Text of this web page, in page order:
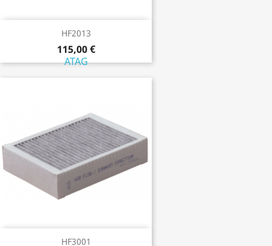
HF2013
115,00 €
ATAG
HF3001